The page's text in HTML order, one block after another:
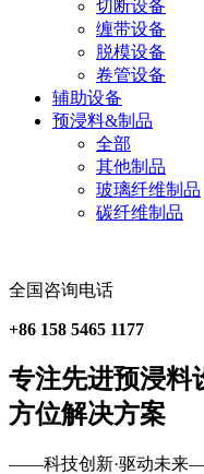
切断设备
缠带设备
脱模设备
卷管设备
辅助设备
预浸料&制品
全部
其他制品
玻璃纤维制品
碳纤维制品
全国咨询电话
+86 158 5465 1177
专注先进预浸料
方位解决方案
——科技创新·驱动未